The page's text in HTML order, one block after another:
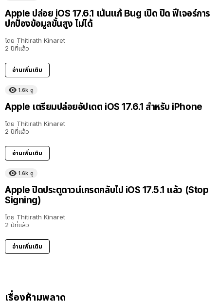
Apple ปล่อย iOS 17.6.1 เน้นแก้ Bug เปิด ปิด ฟีเจอร์การ
ปกป้องข้อมูลขั้นสูง ไม่ได้
โดย Thitirath Kinaret
2 ปีที่แล้ว
อ่านเพิ่มเติม
1.6k ดู
Apple เตรียมปล่อยอัปเดต iOS 17.6.1 สำหรับ iPhone
โดย Thitirath Kinaret
2 ปีที่แล้ว
อ่านเพิ่มเติม
1.6k ดู
Apple ปิดประตูดาวน์เกรดกลับไป iOS 17.5.1 แล้ว (Stop
Signing)
โดย Thitirath Kinaret
2 ปีที่แล้ว
อ่านเพิ่มเติม
เรื่องห้ามพลาด